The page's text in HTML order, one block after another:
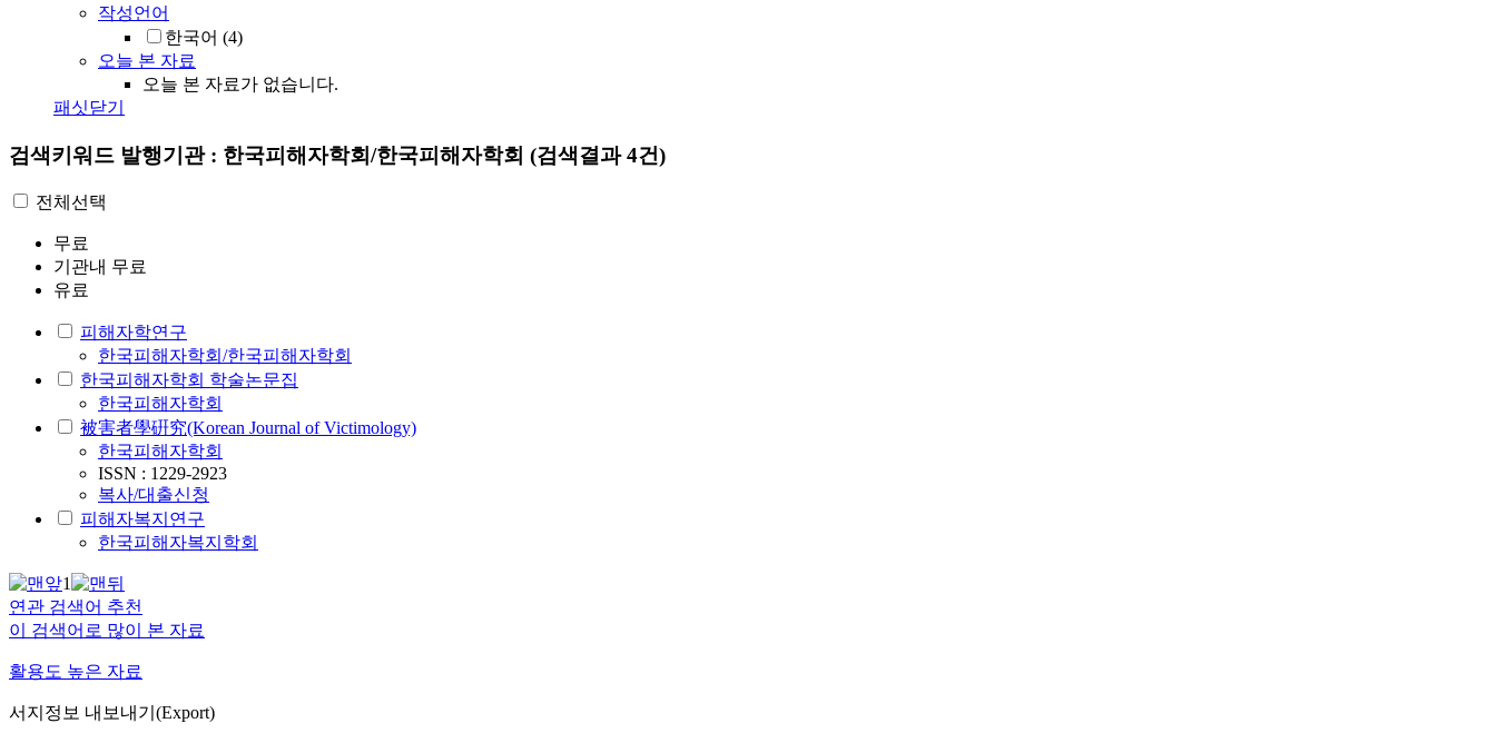
작성언어
한국어 (4)
오늘 본 자료
오늘 본 자료가 없습니다.
패싯닫기
검색키워드 발행기관 : 한국피해자학회/한국피해자학회 (검색결과 4건)
전체선택
무료
기관내 무료
유료
피해자학연구
한국피해자학회/한국피해자학회
한국피해자학회 학술논문집
한국피해자학회
被害者學硏究(Korean Journal of Victimology)
한국피해자학회
ISSN : 1229-2923
복사/대출신청
피해자복지연구
한국피해자복지학회
1
연관 검색어 추천
이 검색어로 많이 본 자료
활용도 높은 자료
서지정보 내보내기(Export)